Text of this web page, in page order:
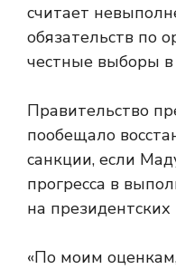
считает
обязательств по
честные выборы в
Правительство
пообещало
санкции, если
прогресса в
на
«По моим